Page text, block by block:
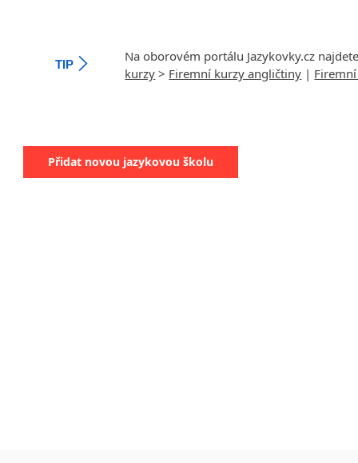
TIP
Na oborovém portálu Jazykovky.cz
kurzy > Firemní kurzy angličtiny |
Přidat novou jazykovou školu